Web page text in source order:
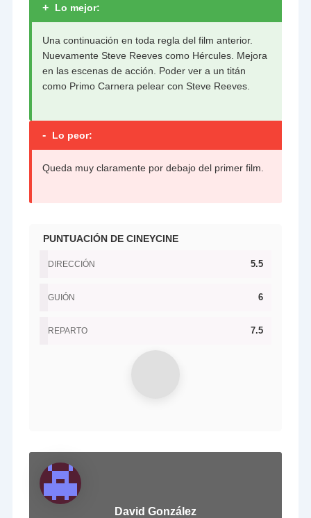
+ Lo mejor:
Una continuación en toda regla del film anterior.
Nuevamente Steve Reeves como Hércules. Mejora
en las escenas de acción. Poder ver a un titán
como Primo Carnera pelear con Steve Reeves.
- Lo peor:
Queda muy claramente por debajo del primer film.
PUNTUACIÓN DE CINEYCINE
DIRECCIÓN 5.5
GUIÓN 6
REPARTO 7.5
David González